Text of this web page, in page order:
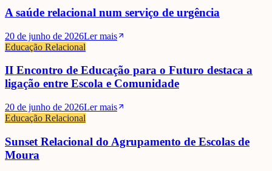
A saúde relacional num serviço de urgência
20 de junho de 2026Ler mais
Educação Relacional
II Encontro de Educação para o Futuro destaca a
ligação entre Escola e Comunidade
20 de junho de 2026Ler mais
Educação Relacional
Sunset Relacional do Agrupamento de Escolas de
Moura